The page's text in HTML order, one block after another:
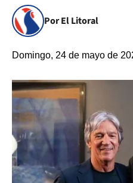
Por El Litoral
Domingo, 24 de mayo de